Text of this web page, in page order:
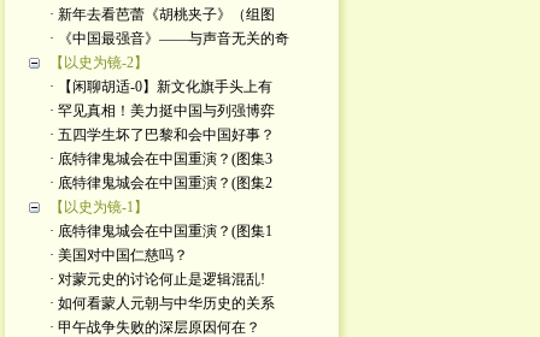
· 新年去看芭蕾《胡桃夹子》（组图
· 《中国最强音》——与声音无关的奇
【以史为镜-2】
· 【闲聊胡适-0】新文化旗手头上有
· 罕见真相！美力挺中国与列强博弈
· 五四学生坏了巴黎和会中国好事？
· 底特律鬼城会在中国重演？(图集3
· 底特律鬼城会在中国重演？(图集2
【以史为镜-1】
· 底特律鬼城会在中国重演？(图集1
· 美国对中国仁慈吗？
· 对蒙元史的讨论何止是逻辑混乱!
· 如何看蒙人元朝与中华历史的关系
· 甲午战争失败的深层原因何在？